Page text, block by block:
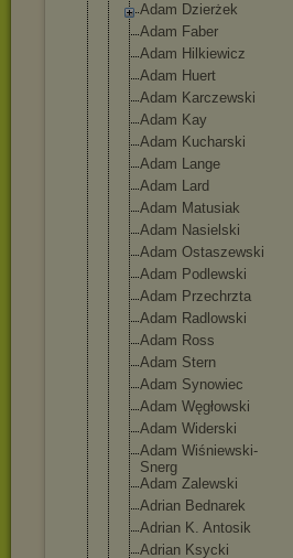
Adam Dzierżek
Adam Faber
Adam Hilkiewicz
Adam Huert
Adam Karczewski
Adam Kay
Adam Kucharski
Adam Lange
Adam Lard
Adam Matusiak
Adam Nasielski
Adam Ostaszewski
Adam Podlewski
Adam Przechrzta
Adam Radlowski
Adam Ross
Adam Stern
Adam Synowiec
Adam Węgłowski
Adam Widerski
Adam Wiśniewski-
Snerg
Adam Zalewski
Adrian Bednarek
Adrian K. Antosik
Adrian Ksycki